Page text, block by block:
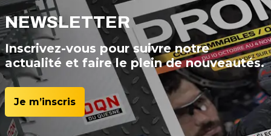
NEWSLETTER
Inscrivez-vous pour suivre notre
actualité et faire le plein de nouveautés.
Je m’inscris